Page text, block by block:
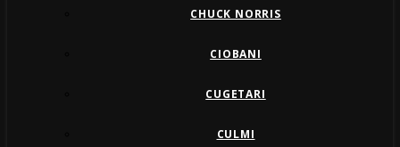
CHUCK NORRIS
CIOBANI
CUGETARI
CULMI